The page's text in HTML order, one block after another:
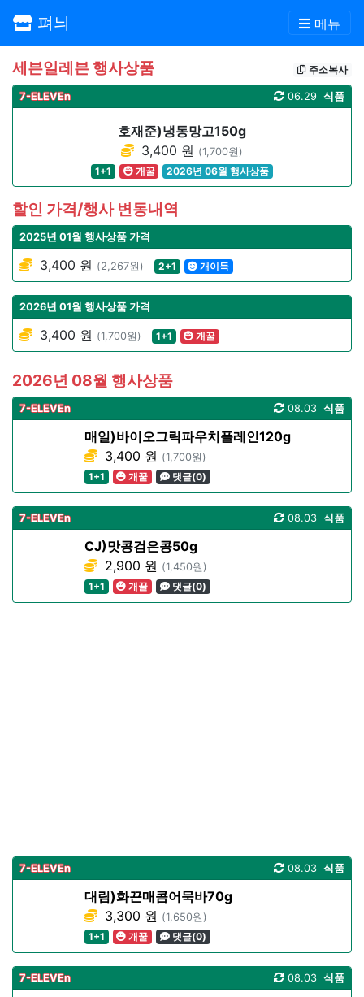
펴늬 메뉴
세븐일레븐 행사상품 주소복사
7-ELEVEn 식품
06.29
호재준)냉동망고150g
3,400 원 (1,700원)
1+1
개꿀 2026년 06월 행사상품
할인 가격/행사 변동내역
2025년 01월 행사상품 가격
3,400 원 (2,267원) 2+1 개이득
2026년 01월 행사상품 가격
3,400 원 (1,700원) 1+1 개꿀
2026년 08월 행사상품
7-ELEVEn 식품
08.03
매일)바이오그릭파우치플레인120g
3,400 원 (1,700원)
1+1
개꿀 댓글(0)
7-ELEVEn 식품
08.03
CJ)맛콩검은콩50g
2,900 원 (1,450원)
1+1
개꿀 댓글(0)
7-ELEVEn 식품
08.03
대림)화끈매콤어묵바70g
3,300 원 (1,650원)
1+1
개꿀 댓글(0)
7-ELEVEn 식품
08.03